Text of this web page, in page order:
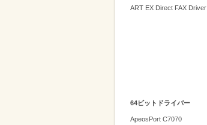
ART EX Direct FAX Driver
64ビットドライバー
ApeosPort C7070